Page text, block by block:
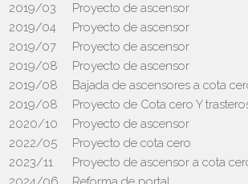
2019/03
Proyecto de ascensor
2019/04
Proyecto de ascensor
2019/07
Proyecto de ascensor
2019/08
Proyecto de ascensor
2019/08
Bajada de ascensores a cota
2019/08
Proyecto de Cota cero Y
2020/10
Proyecto de ascensor
2022/05
Proyecto de cota cero
2023/11
Proyecto de ascensor a cota